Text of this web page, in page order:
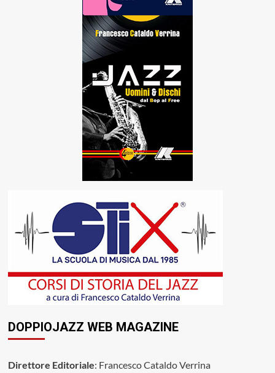
DOPPIOJAZZ WEB MAGAZINE
Direttore Editoriale: Francesco Cataldo Verrina